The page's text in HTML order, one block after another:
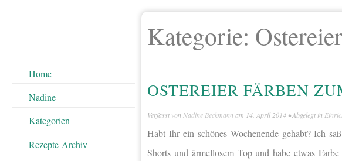
Home
Nadine
Kategorien
Rezepte-Archiv
Kategorie:
OSTEREIER FÄRBEN
Verfasst von Nadine Beckmann am 14. April 2014 • Abgelegt in
Habt Ihr ein schönes Wochenende gehabt? Ich
Shorts und ärmellosem Top und habe etwas